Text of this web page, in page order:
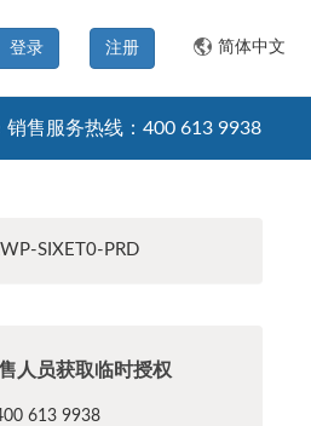
简体中文
注册
登录
销售服务热线：400 613 9938
SIXET0-PRD
人员获取临时授权
613 9938